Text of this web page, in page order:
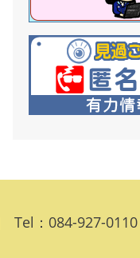
Tel：084-927-0110